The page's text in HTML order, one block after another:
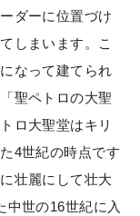
ダーに位置づけ
しまいます。こ
なって建てられ
聖ペトロの大聖
ロ大聖堂はキリ
4世紀の時点です
壮麗にして壮大
中世の16世紀に入